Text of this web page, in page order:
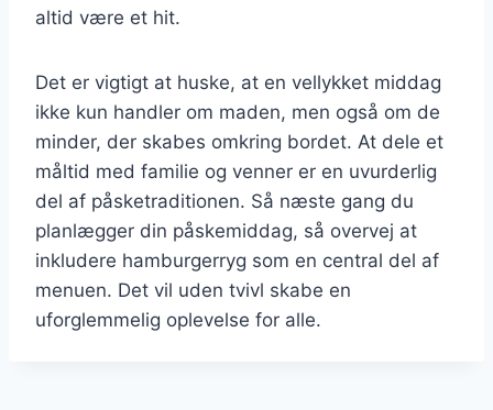
altid være et hit.
Det er vigtigt at huske, at en vellykket middag
ikke kun handler om maden, men også om de
minder, der skabes omkring bordet. At dele et
måltid med familie og venner er en uvurderlig
del af påsketraditionen. Så næste gang du
planlægger din påskemiddag, så overvej at
inkludere hamburgerryg som en central del af
menuen. Det vil uden tvivl skabe en
uforglemmelig oplevelse for alle.